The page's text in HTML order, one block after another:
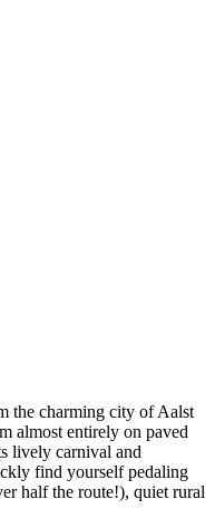
the charming city of Aalst
almost entirely on paved
lively carnival and
find yourself pedaling
half the route!), quiet rural